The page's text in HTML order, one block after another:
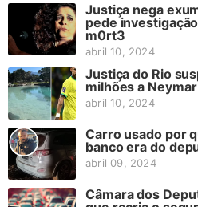
Justiça nega
pede
m0rt3
abril 10, 2024
Justiça do Rio
milhões a
abril 10, 2024
Carro usado por
banco era do
abril 09, 2024
Câmara dos